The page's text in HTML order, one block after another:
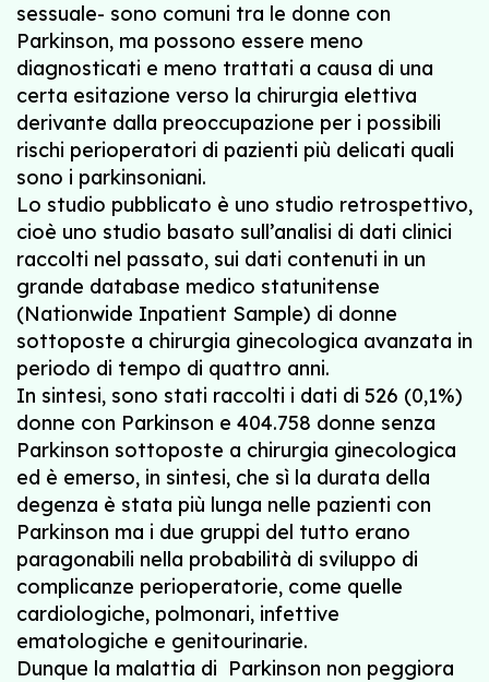
sessuale- sono comuni tra le donne con
Parkinson, ma possono essere meno
diagnosticati e meno trattati a causa di una
certa esitazione verso la chirurgia elettiva
derivante dalla preoccupazione per i possibili
rischi perioperatori di pazienti più delicati quali
sono i parkinsoniani.
Lo studio pubblicato è uno studio retrospettivo,
cioè uno studio basato sull’analisi di dati clinici
raccolti nel passato, sui dati contenuti in un
grande database medico statunitense
(Nationwide Inpatient Sample) di donne
sottoposte a chirurgia ginecologica avanzata in
periodo di tempo di quattro anni.
In sintesi, sono stati raccolti i dati di 526 (0,1%)
donne con Parkinson e 404.758 donne senza
Parkinson sottoposte a chirurgia ginecologica
ed è emerso, in sintesi, che sì la durata della
degenza è stata più lunga nelle pazienti con
Parkinson ma i due gruppi del tutto erano
paragonabili nella probabilità di sviluppo di
complicanze perioperatorie, come quelle
cardiologiche, polmonari, infettive
ematologiche e genitourinarie.
Dunque la malattia di Parkinson non peggiora